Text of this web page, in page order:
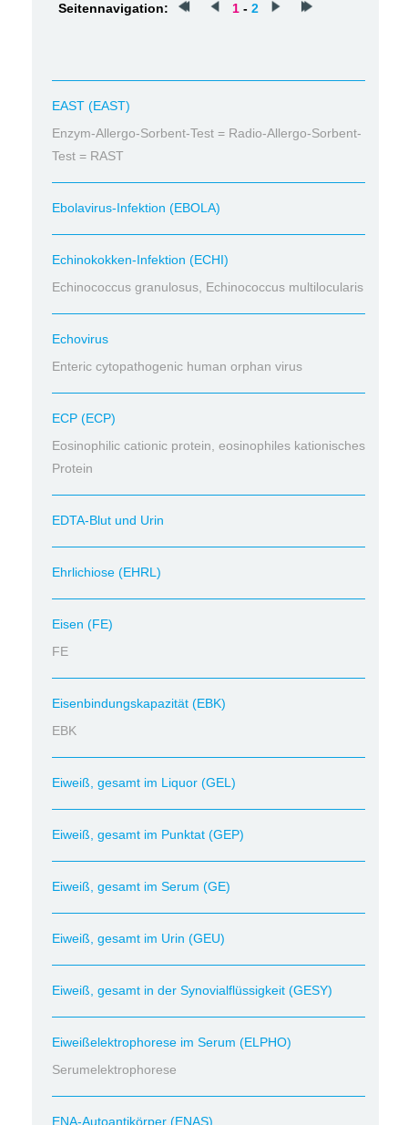
Seitennavigation: 1 - 2
EAST (EAST)
Enzym-Allergo-Sorbent-Test = Radio-Allergo-Sorbent-
Test = RAST
Ebolavirus-Infektion (EBOLA)
Echinokokken-Infektion (ECHI)
Echinococcus granulosus, Echinococcus multilocularis
Echovirus
Enteric cytopathogenic human orphan virus
ECP (ECP)
Eosinophilic cationic protein, eosinophiles kationisches
Protein
EDTA-Blut und Urin
Ehrlichiose (EHRL)
Eisen (FE)
FE
Eisenbindungskapazität (EBK)
EBK
Eiweiß, gesamt im Liquor (GEL)
Eiweiß, gesamt im Punktat (GEP)
Eiweiß, gesamt im Serum (GE)
Eiweiß, gesamt im Urin (GEU)
Eiweiß, gesamt in der Synovialflüssigkeit (GESY)
Eiweißelektrophorese im Serum (ELPHO)
Serumelektrophorese
ENA-Autoantikörper (ENAS)